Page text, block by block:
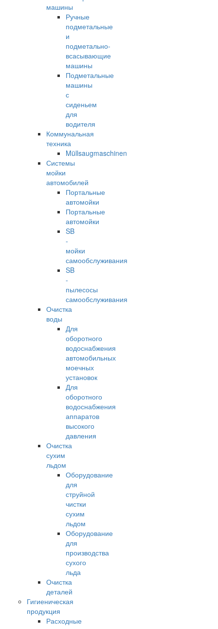
машины
Ручные
подметальные
и
подметально-
всасывающие
машины
Подметальные
машины
с
сиденьем
для
водителя
Коммунальная
техника
Müllsaugmaschinen
Системы
мойки
автомобилей
Портальные
автомойки
Портальные
автомойки
SB
-
мойки
самообслуживания
SB
-
пылесосы
самообслуживания
Очистка
воды
Для
оборотного
водоснабжения
автомобильных
моечных
установок
Для
оборотного
водоснабжения
аппаратов
высокого
давления
Очистка
сухим
льдом
Оборудование
для
струйной
чистки
сухим
льдом
Оборудование
для
производства
сухого
льда
Очистка
деталей
Гигиеническая
продукция
Расходные